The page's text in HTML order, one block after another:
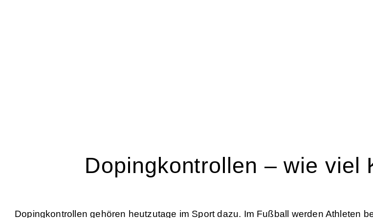
Dopingkontrollen – wie viel
Dopingkontrollen gehören heutzutage im Sport dazu. Im Fußball werden Athleten